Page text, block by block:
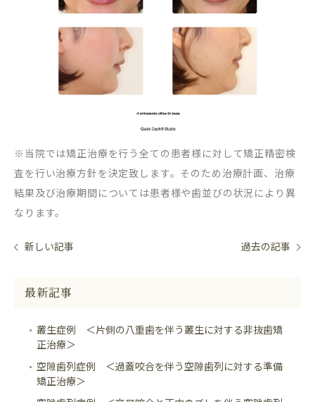
※当院では矯正治療を行う全ての患者様に対して矯正精密検
査を行い治療方針を決定致します。そのため治療計画、治療
結果及び治療期間については患者様や歯並びの状況により異
なります。
新しい記事 過去の記事
最新記事
叢生症例 ＜片側の八重歯を伴う叢生に対する非抜歯矯
正治療＞
空隙歯列症例 ＜過蓋咬合を伴う空隙歯列に対する準備
矯正治療＞